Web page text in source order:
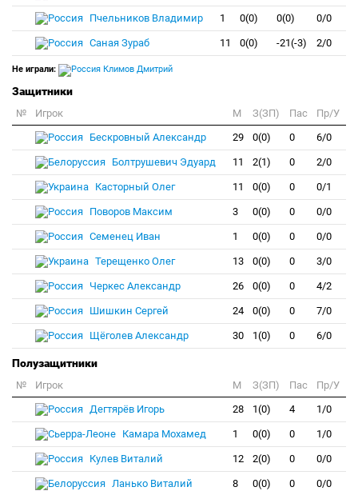
Пчельников Владимир 1 0(0) 0(0) 0/0
Саная Зураб 11 0(0) -21(-3) 2/0
Не играли: Климов Дмитрий
Защитники
№ Игрок M З(ЗП) Пас
Пр/У
Бескровный Александр
29 0(0) 0 6/0
Болтрушевич Эдуард 11 2(1) 0 2/0
Касторный Олег 11 0(0) 0 0/1
Поворов Максим 3 0(0) 0 0/0
Семенец Иван 1 0(0) 0 0/0
Терещенко Олег 13 0(0) 0 3/0
Черкес Александр 26 0(0) 0 4/2
Шишкин Сергей 24 0(0) 0 7/0
Щёголев Александр 30 1(0) 0 6/0
Полузащитники
№ Игрок M З(ЗП) Пас
Пр/У
Дегтярёв Игорь
28 1(0) 4 1/0
Камара Мохамед 1 0(0) 0 1/0
Кулев Виталий 12 2(0) 0 0/0
Ланько Виталий 8 0(0) 0 0/0